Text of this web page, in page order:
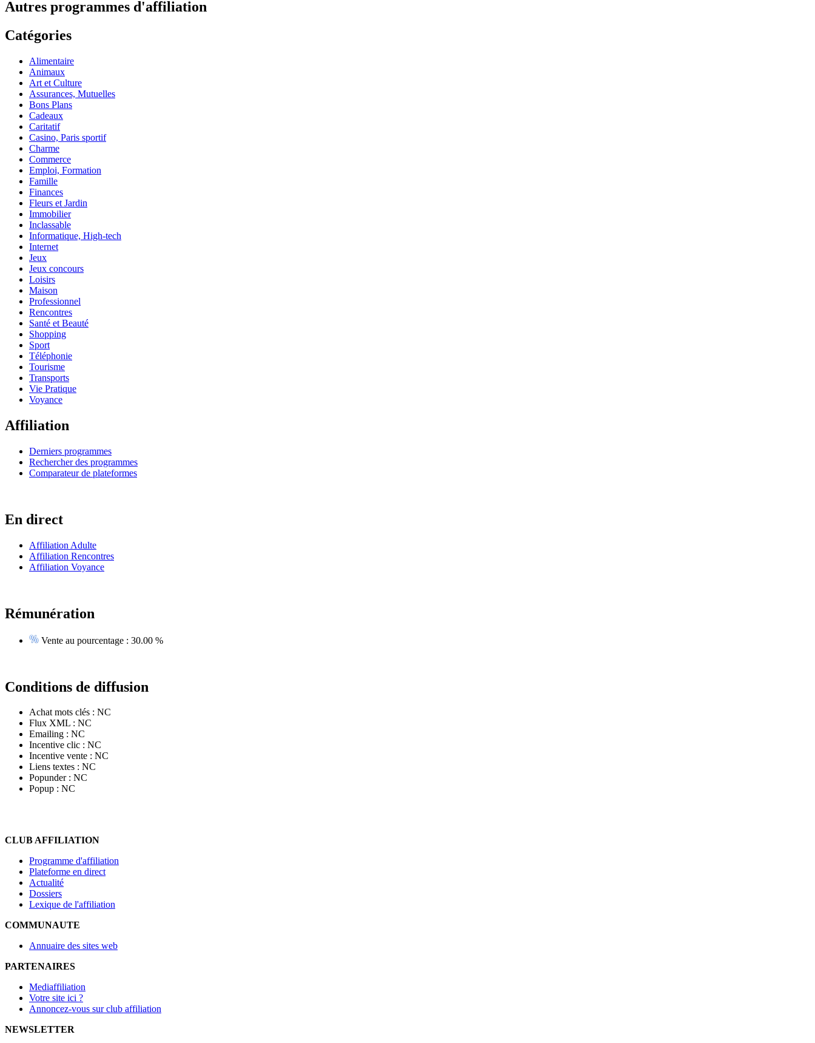
Autres programmes d'affiliation
Catégories
Alimentaire
Animaux
Art et Culture
Assurances, Mutuelles
Bons Plans
Cadeaux
Caritatif
Casino, Paris sportif
Charme
Commerce
Emploi, Formation
Famille
Finances
Fleurs et Jardin
Immobilier
Inclassable
Informatique, High-tech
Internet
Jeux
Jeux concours
Loisirs
Maison
Professionnel
Rencontres
Santé et Beauté
Shopping
Sport
Téléphonie
Tourisme
Transports
Vie Pratique
Voyance
Affiliation
Derniers programmes
Rechercher des programmes
Comparateur de plateformes
En direct
Affiliation Adulte
Affiliation Rencontres
Affiliation Voyance
Rémunération
Vente au pourcentage : 30.00 %
Conditions de diffusion
Achat mots clés : NC
Flux XML : NC
Emailing : NC
Incentive clic : NC
Incentive vente : NC
Liens textes : NC
Popunder : NC
Popup : NC
CLUB AFFILIATION
Programme d'affiliation
Plateforme en direct
Actualité
Dossiers
Lexique de l'affiliation
COMMUNAUTE
Annuaire des sites web
PARTENAIRES
Mediaffiliation
Votre site ici ?
Annoncez-vous sur club affiliation
NEWSLETTER